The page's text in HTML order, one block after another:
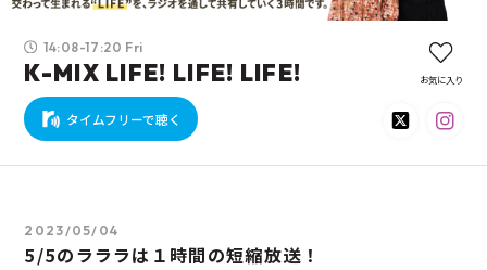
14:08-17:20 Fri
K-MIX LIFE! LIFE! LIFE!
タイムフリーで聴く
お気に入り
2023/05/04
5/5のラララは１時間の短縮放送！